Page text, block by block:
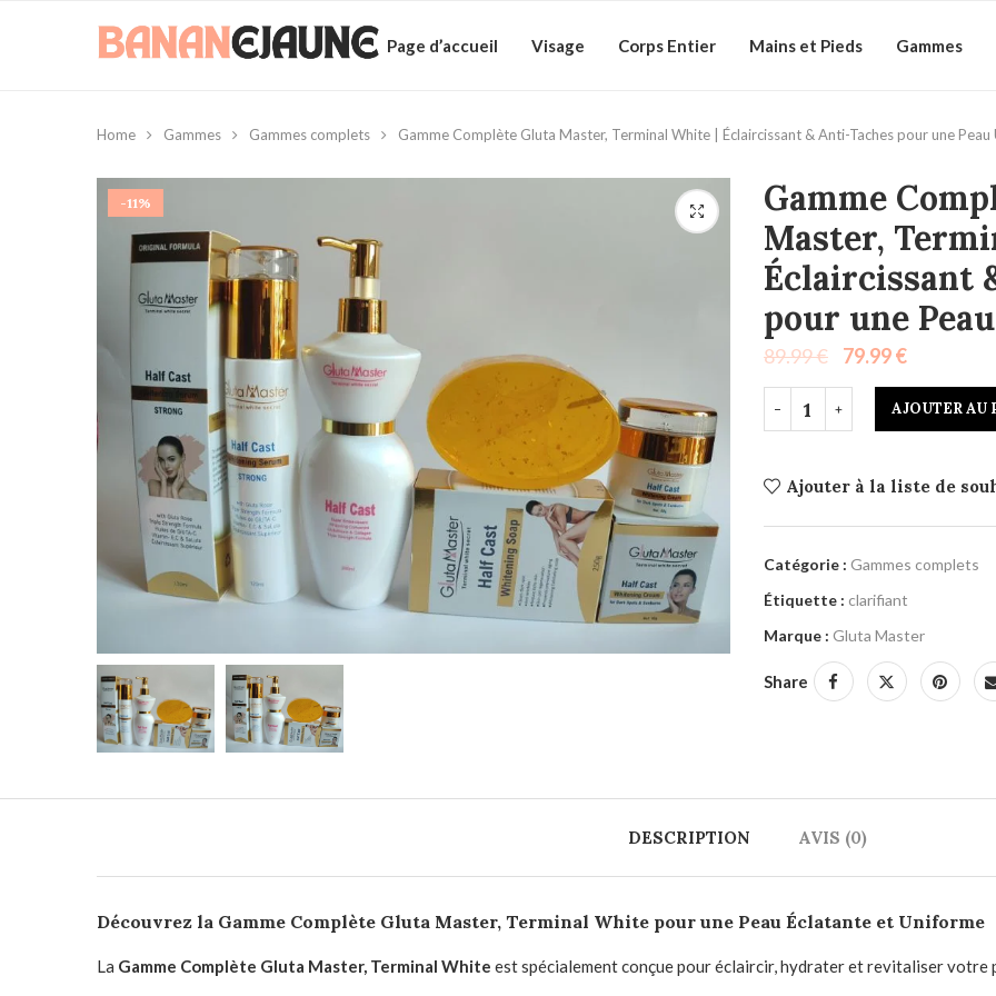
Page d’accueil Visage Corps Entier Mains et Pieds Gammes
Home Gammes Gammes complets Gamme Complète Gluta Master, Terminal White | Éclaircissant & Anti-Taches pour une Peau
-11%
Gamme
Master,
Éclaircissant
pour une
89.99€ 79.99€
AJOUTER AU
Ajouter à la liste de
Catégorie : Gammes complets
Étiquette : clarifiant
Marque : Gluta Master
Share
DESCRIPTION AVIS (0)
Découvrez la Gamme Complète Gluta Master, Terminal White pour une Peau Éclatante et Uniforme
La Gamme Complète Gluta Master, Terminal White est spécialement conçue pour éclaircir, hydrater et revitaliser votre